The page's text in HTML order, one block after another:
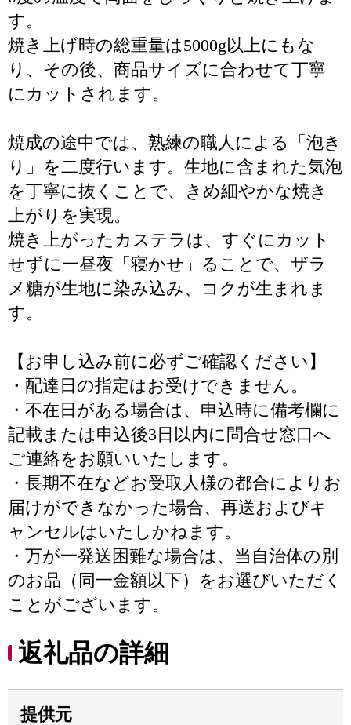
す。
焼き上げ時の総重量は5000g以上にもな
り、その後、商品サイズに合わせて丁寧
にカットされます。
焼成の途中では、熟練の職人による「泡き
り」を二度行います。生地に含まれた気泡
を丁寧に抜くことで、きめ細やかな焼き
上がりを実現。
焼き上がったカステラは、すぐにカット
せずに一昼夜「寝かせ」ることで、ザラ
メ糖が生地に染み込み、コクが生まれま
す。
【お申し込み前に必ずご確認ください】
・配達日の指定はお受けできません。
・不在日がある場合は、申込時に備考欄に
記載または申込後3日以内に問合せ窓口へ
ご連絡をお願いいたします。
・長期不在などお受取人様の都合によりお
届けができなかった場合、再送およびキ
ャンセルはいたしかねます。
・万が一発送困難な場合は、当自治体の別
のお品（同一金額以下）をお選びいただく
ことがございます。
返礼品の詳細
提供元